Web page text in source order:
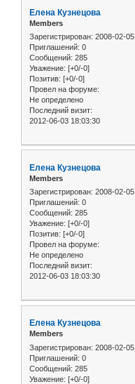
Елена Кузнецова
Members
Зарегистрирован: 2008-02-05
Приглашений: 0
Сообщений: 285
Уважение: [+0/-0]
Позитив: [+0/-0]
Провел на форуме:
Не определено
Последний визит:
2012-06-03 18:03:30
Елена Кузнецова
Members
Зарегистрирован: 2008-02-05
Приглашений: 0
Сообщений: 285
Уважение: [+0/-0]
Позитив: [+0/-0]
Провел на форуме:
Не определено
Последний визит:
2012-06-03 18:03:30
Елена Кузнецова
Members
Зарегистрирован: 2008-02-05
Приглашений: 0
Сообщений: 285
Уважение: [+0/-0]